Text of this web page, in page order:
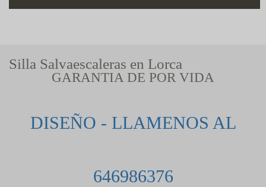
Silla Salvaescaleras en Lorca
GARANTIA DE POR VIDA
DISEÑO - LLAMENOS AL
646986376